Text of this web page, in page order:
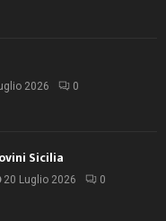
2026 0
Sicilia
20 Luglio 2026 0